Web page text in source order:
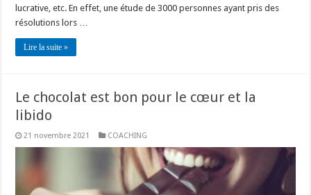
lucrative, etc. En effet, une étude de 3000 personnes ayant pris des
résolutions lors …
Lire la suite »
Le chocolat est bon pour le cœur et la
libido
21 novembre 2021 COACHING